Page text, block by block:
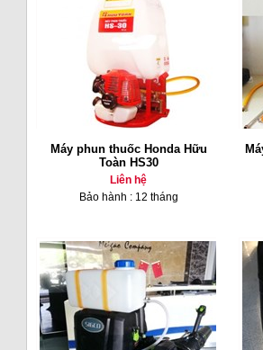
Máy phun thuốc Honda Hữu
Toàn HS30
Liên hệ
Bảo hành : 12 tháng